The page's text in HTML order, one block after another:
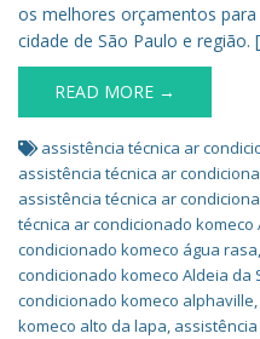
os melhores orçamentos
cidade de São Paulo e região.
READ MORE →
assistência técnica ar
assistência técnica ar
assistência técnica ar
técnica ar condicionado komeco
condicionado komeco água rasa,
condicionado komeco Aldeia da
condicionado komeco alphaville,
komeco alto da lapa,